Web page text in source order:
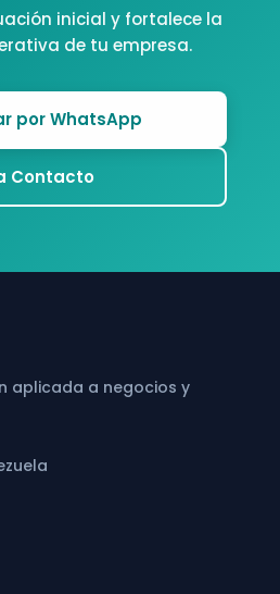
inicial y fortalece la
de tu empresa.
por WhatsApp
Contacto
aplicada a negocios y